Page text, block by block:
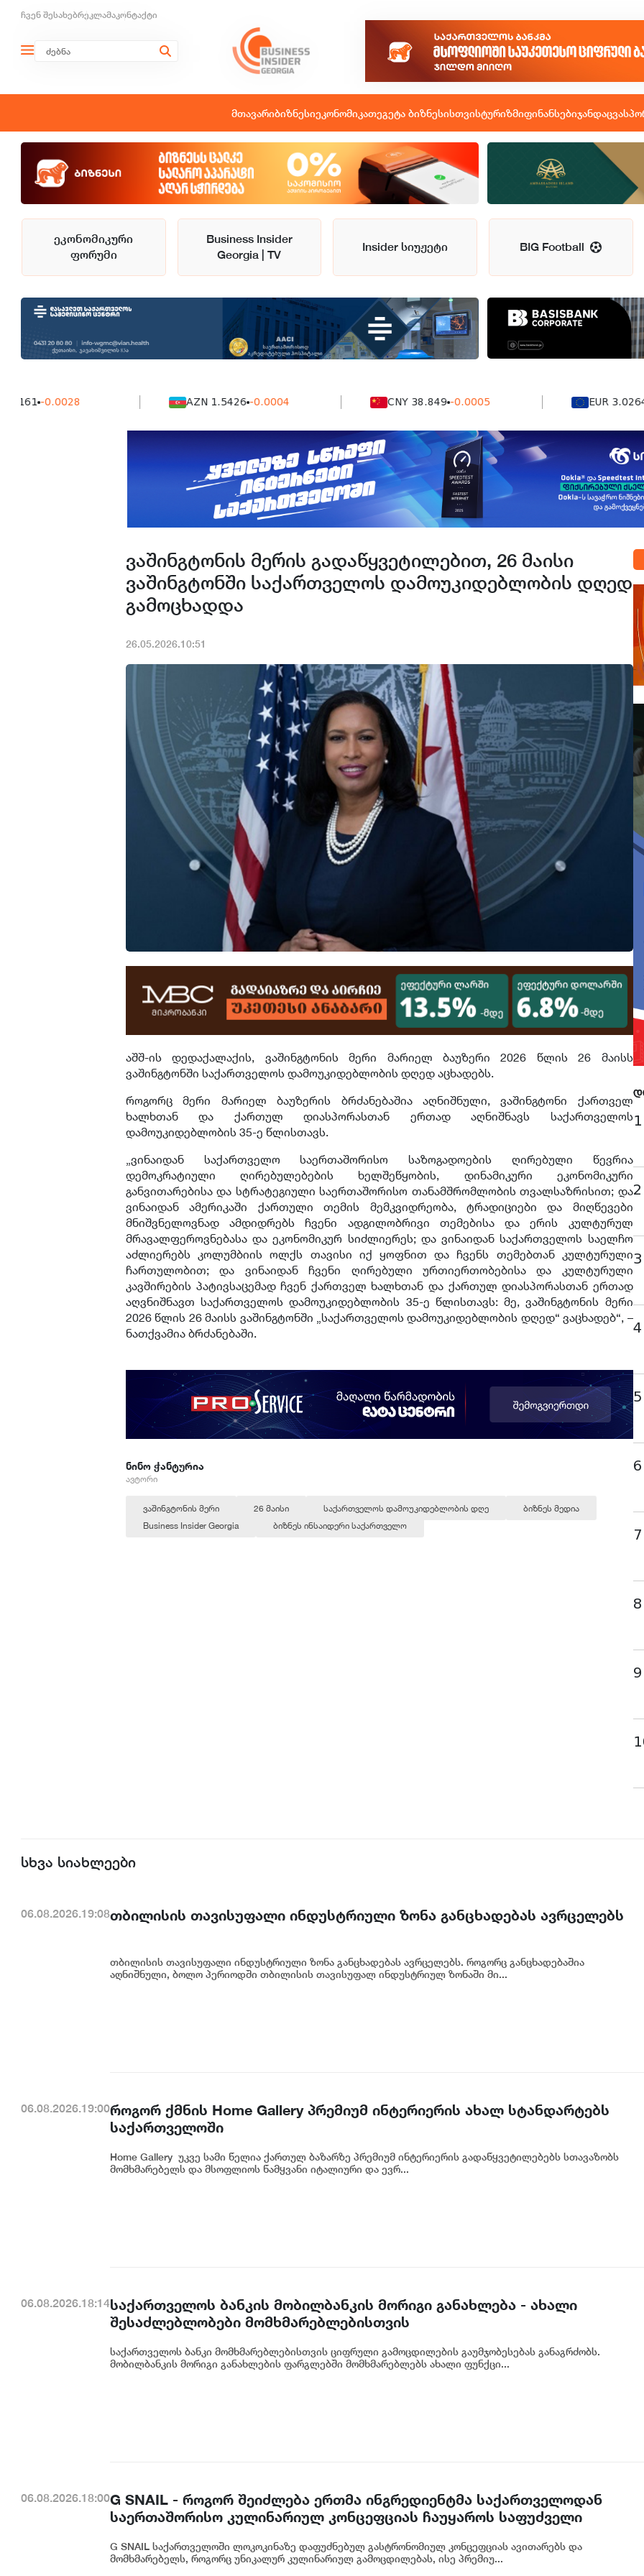
ჩვენ შესახებრეკლამაკონტაქტი
მთავარიბიზნესიეკონომიკათეგეტა ბიზნესისთვისტურიზმიფინანსებიჯანდაცვა
ეკონომიკური
ფორუმი
Business Insider
Georgia | TV
Insider სიუჟეტი BIG Football
-0.0028 AZN 1.5426 -0.0004 CNY 38.849 -0.0005 EUR 3.0264
ვაშინგტონის მერის გადაწყვეტილებით, 26 მაისი
ვაშინგტონში საქართველოს დამოუკიდებლობის დღედ
გამოცხადდა
26.05.2026.10:51
აშშ-ის დედაქალაქის, ვაშინგტონის მერი მარიელ ბაუზერი 2026 წლის 26 მაისს
ვაშინგტონში საქართველოს დამოუკიდებლობის დღედ აცხადებს.
როგორც მერი მარიელ ბაუზერის ბრძანებაშია აღნიშნული, ვაშინგტონი ქართველ
ხალხთან და ქართულ დიასპორასთან ერთად აღნიშნავს საქართველოს
დამოუკიდებლობის 35-ე წლისთავს.
„ვინაიდან საქართველო საერთაშორისო საზოგადოების ღირებული წევრია
დემოკრატიული ღირებულებების ხელშეწყობის, დინამიკური ეკონომიკური
განვითარებისა და სტრატეგიული საერთაშორისო თანამშრომლობის თვალსაზრისით; და
ვინაიდან ამერიკაში ქართული თემის მემკვიდრეობა, ტრადიციები და მიღწევები
მნიშვნელოვნად ამდიდრებს ჩვენი ადგილობრივი თემებისა და ერის კულტურულ
მრავალფეროვნებასა და ეკონომიკურ სიძლიერეს; და ვინაიდან საქართველოს საელჩო
აძლიერებს კოლუმბიის ოლქს თავისი იქ ყოფნით და ჩვენს თემებთან კულტურული
ჩართულობით; და ვინაიდან ჩვენი ღირებული ურთიერთობებისა და კულტურული
კავშირების პატივსაცემად ჩვენ ქართველ ხალხთან და ქართულ დიასპორასთან ერთად
აღვნიშნავთ საქართველოს დამოუკიდებლობის 35-ე წლისთავს: მე, ვაშინგტონის მერი
2026 წლის 26 მაისს ვაშინგტონში „საქართველოს დამოუკიდებლობის დღედ“ ვაცხადებ“, –
ნათქვამია ბრძანებაში.
ნინო ჭანტურია
ავტორი
ვაშინგტონის მერი 26 მაისი საქართველოს დამოუკიდებლობის დღე
ბიზნეს მედია
Business Insider Georgia
ბიზნეს ინსაიდერი საქართველო
1
2
3
4
5
6
7
8
9
სხვა სიახლეები
06.08.2026.19:08თბილისის თავისუფალი ინდუსტრიული ზონა განცხადებას ავრცელებს
თბილისის თავისუფალი ინდუსტრიული ზონა განცხადებას ავრცელებს. როგორც განცხადებაშია
აღნიშნული, ბოლო პერიოდში თბილისის თავისუფალ ინდუსტრიულ ზონაში მი...
06.08.2026.19:00როგორ ქმნის Home Gallery პრემიუმ ინტერიერის ახალ სტანდარტებს
საქართველოში
Home Gallery უკვე სამი წელია ქართულ ბაზარზე პრემიუმ ინტერიერის გადაწყვეტილებებს სთავაზობს
მომხმარებელს და მსოფლიოს წამყვანი იტალიური და ევრ...
06.08.2026.18:14საქართველოს ბანკის მობილბანკის მორიგი განახლება - ახალი
შესაძლებლობები მომხმარებლებისთვის
საქართველოს ბანკი მომხმარებლებისთვის ციფრული გამოცდილების გაუმჯობესებას განაგრძობს.
მობილბანკის მორიგი განახლების ფარგლებში მომხმარებლებს ახალი ფუნქცი...
06.08.2026.18:00G SNAIL - როგორ შეიძლება ერთმა ინგრედიენტმა საქართველოდან
საერთაშორისო კულინარიულ კონცეფციას ჩაუყაროს საფუძველი
G SNAIL საქართველოში ლოკოკინაზე დაფუძნებულ გასტრონომიულ კონცეფციას ავითარებს და
მომხმარებელს, როგორც უნიკალურ კულინარიულ გამოცდილებას, ისე პრემიუ...